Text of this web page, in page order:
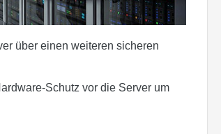
über einen weiteren sicheren
Schutz vor die Server um